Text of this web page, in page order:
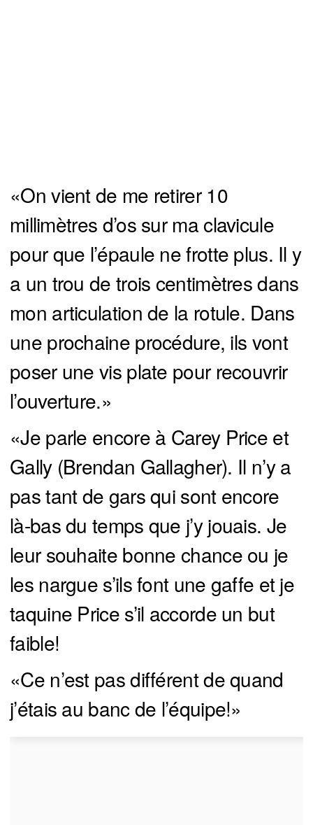
«On vient de me retirer 10
millimètres d’os sur ma clavicule
pour que l’épaule ne frotte plus. Il y
a un trou de trois centimètres dans
mon articulation de la rotule. Dans
une prochaine procédure, ils vont
poser une vis plate pour recouvrir
l’ouverture.»
«Je parle encore à Carey Price et
Gally (Brendan Gallagher). Il n’y a
pas tant de gars qui sont encore
là-bas du temps que j’y jouais. Je
leur souhaite bonne chance ou je
les nargue s’ils font une gaffe et je
taquine Price s’il accorde un but
faible!
«Ce n’est pas différent de quand
j’étais au banc de l’équipe!»